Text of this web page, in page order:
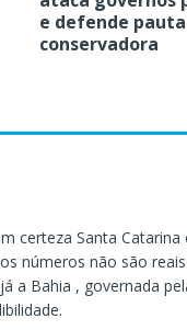
e defende pauta
conservadora
certeza Santa
números não são reais
a Bahia , governada